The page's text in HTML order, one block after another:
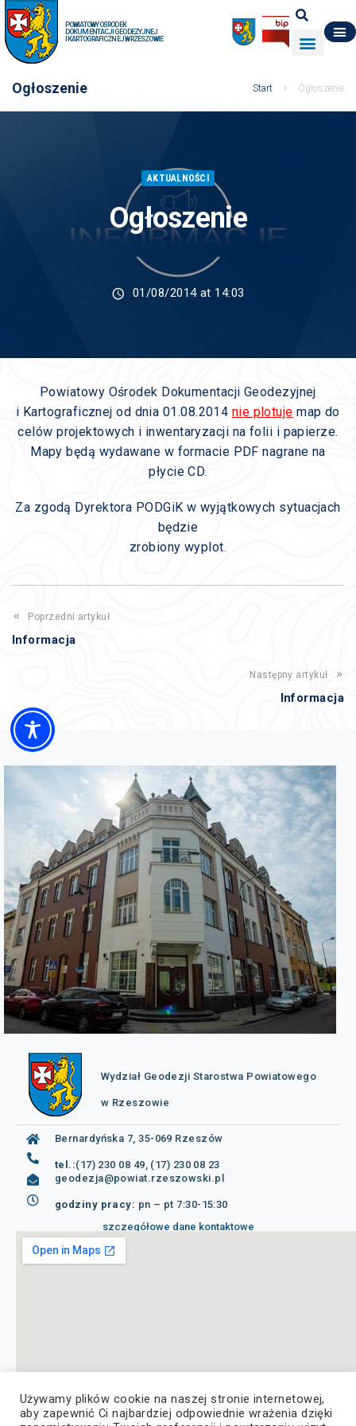
POWIATOWY OŚRODEK
DOKUMENTACJI GEODEZYJNEJ
I KARTOGRAFICZNEJ W RZESZOWIE
Ogłoszenie Start Ogłoszenie
AKTUALNOŚCI
Ogłoszenie
01/08/2014 at 14:03
Powiatowy Ośrodek Dokumentacji Geodezyjnej
i Kartograficznej od dnia 01.08.2014 nie plotuje map do
celów projektowych i inwentaryzacji na folii i papierze.
Mapy będą wydawane w formacie PDF nagrane na
płycie CD.
Za zgodą Dyrektora PODGiK w wyjątkowych sytuacjach
będzie
zrobiony wyplot.
Poprzedni artykuł
Informacja
Następny artykuł
Informacja
Wydział Geodezji Starostwa Powiatowego
w Rzeszowie
Bernardyńska 7, 35-069 Rzeszów
tel.:(17) 230 08 49, (17) 230 08 23
geodezja@powiat.rzeszowski.pl
godziny pracy: pn – pt 7:30-15:30
szczegółowe dane kontaktowe
Używamy plików cookie na naszej stronie internetowej,
aby zapewnić Ci najbardziej odpowiednie wrażenia dzięki